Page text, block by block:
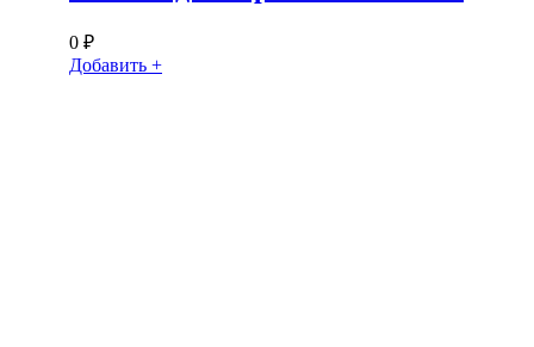
0 ₽
Добавить +